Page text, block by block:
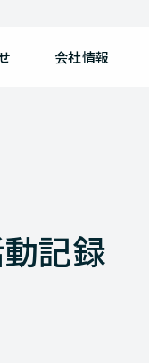
会社情報
記録